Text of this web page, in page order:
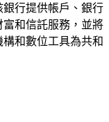
行提供帳戶、銀行
和信託服務，並將
和數位工具為共和